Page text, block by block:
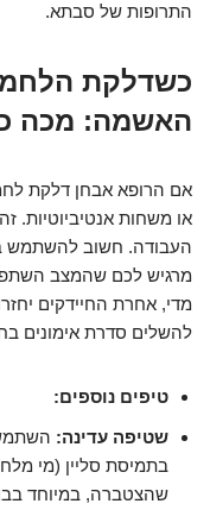
התרופות של סבתא.
כשדלקת
האשמה: מכה
אם הרופא אבחן דלקת
או משחות אנטיביוטיות.
העבודה. חשוב להשתמש
מרגיש לכם שהמצב השתפר
מדי, אחרת החיידקים
להשלים סדרת אימונים
טיפים נוספים:
שטיפה עדינה:
בתמיסת סליין (מי
שהצטברה, במיוחד